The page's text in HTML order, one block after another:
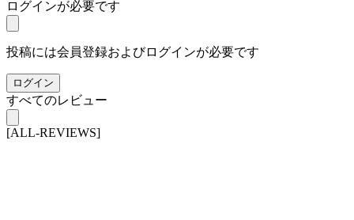
ログインが必要です
投稿には会員登録およびログインが必要です
ログイン
すべてのレビュー
[ALL-REVIEWS]